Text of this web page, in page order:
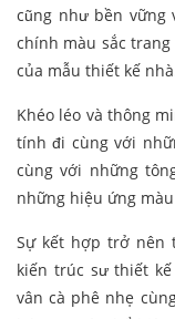
cũng như bền vững
chính màu sắc
của mẫu thiết kế
Khéo léo và thông
tính đi cùng với
cùng với những
những hiệu ứng
Sự kết hợp trở nên
kiến trúc sư thiết
vân cà phê nhẹ